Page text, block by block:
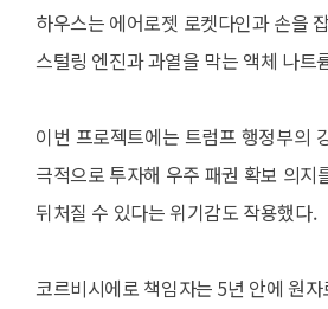
하우스는 에어로젯 로켓다인과 손을
스털링 엔진과 과열을 막는 액체 나트
이번 프로젝트에는 트럼프 행정부의
극적으로 투자해 우주 패권 확보 의
뒤처질 수 있다는 위기감도 작용했다.
코르비시에로 책임자는 5년 안에 원